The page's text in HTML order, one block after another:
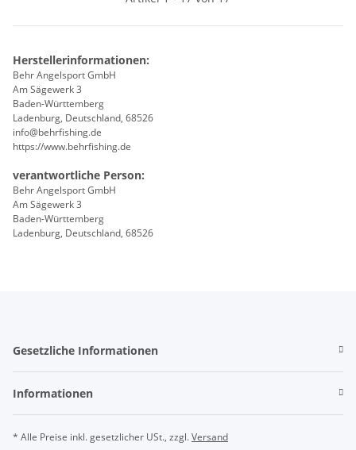
Herstellerinformationen:
Behr Angelsport GmbH
Am Sägewerk 3
Baden-Württemberg
Ladenburg, Deutschland, 68526
info@behrfishing.de
https://www.behrfishing.de
verantwortliche Person:
Behr Angelsport GmbH
Am Sägewerk 3
Baden-Württemberg
Ladenburg, Deutschland, 68526
Gesetzliche Informationen
Informationen
* Alle Preise inkl. gesetzlicher USt., zzgl.Versand